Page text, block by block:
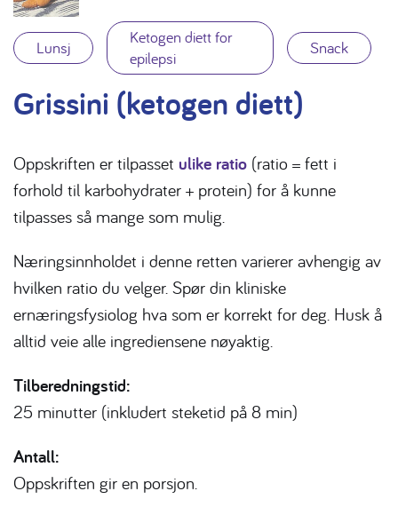
Lunsj
Ketogen diett for
epilepsi
Snack
Grissini (ketogen diett)
Oppskriften er tilpasset ulike ratio (ratio = fett i
forhold til karbohydrater + protein) for å kunne
tilpasses så mange som mulig.
Næringsinnholdet i denne retten varierer avhengig av
hvilken ratio du velger. Spør din kliniske
ernæringsfysiolog hva som er korrekt for deg. Husk å
alltid veie alle ingrediensene nøyaktig.
Tilberedningstid:
25 minutter (inkludert steketid på 8 min)
Antall:
Oppskriften gir en porsjon.